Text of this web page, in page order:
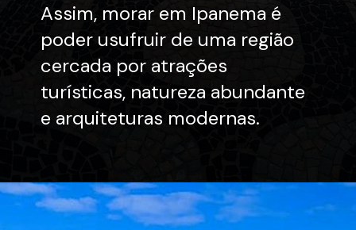
Assim, morar em Ipanema é
poder usufruir de uma região
cercada por atrações
turísticas, natureza abundante
e arquiteturas modernas.